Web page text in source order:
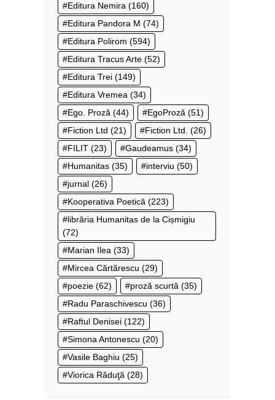
Editura Nemira (160)
Editura Pandora M (74)
Editura Polirom (594)
Editura Tracus Arte (52)
Editura Trei (149)
Editura Vremea (34)
Ego. Proză (44) EgoProză (51)
Fiction Ltd (21) Fiction Ltd. (26)
FILIT (23) Gaudeamus (34)
Humanitas (35) interviu (50)
jurnal (26)
Kooperativa Poetică (223)
librăria Humanitas de la Cișmigiu
(72)
Marian Ilea (33)
Mircea Cărtărescu (29)
poezie (62) proză scurtă (35)
Radu Paraschivescu (36)
Raftul Denisei (122)
Simona Antonescu (20)
Vasile Baghiu (25)
Viorica Răduţă (28)